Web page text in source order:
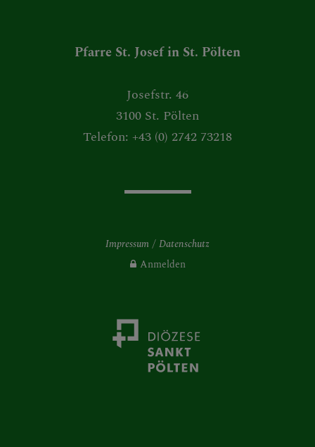
Pfarre St. Josef in St. Pölten
Josefstr. 46
3100 St. Pölten
Telefon: +43 (0) 2742 73218
Impressum
Datenschutz
Anmelden